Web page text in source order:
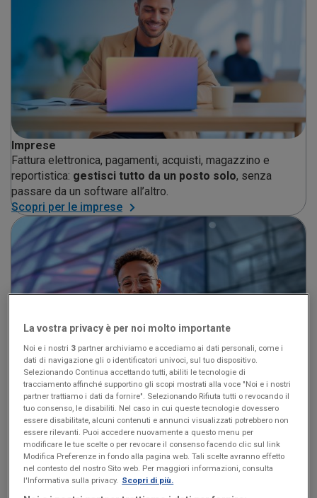
Imprese
Fattura elettronica, pagamenti, acquisti, magazzino e
reportistica: gestisci tutto da un posto solo, senza
passare da un software all’altro.
Scopri per le imprese
Forfettari
da 4€ al mese
Compili le fatture elettroniche in pochi secondi, tieni
La vostra privacy è per noi molto importante
Noi e i nostri 3 partner archiviamo e accediamo ai dati personali, come i
dati di navigazione gli o identificatori univoci, sul tuo dispositivo.
Selezionando Continua accettando tutti, abiliti le tecnologie di
tracciamento affinché supportino gli scopi mostrati alla voce "Noi e i nostri
partner trattiamo i dati da fornire". Selezionando Rifiuta tutti o revocando il
tuo consenso, le disabiliti. Nel caso in cui queste tecnologie dovessero
essere disabilitate, alcuni contenuti e annunci visualizzati potrebbero non
essere rilevanti. Puoi accedere nuovamente a questo menu per
modificare le tue scelte o per revocare il consenso facendo clic sul link
Modifica Preferenze in fondo alla pagina web. Tali scelte avranno effetto
nel contesto del nostro Sito web. Per maggiori informazioni, consulta
l'Informativa sulla privacy. Scopri di più.